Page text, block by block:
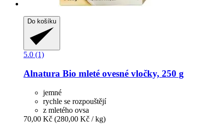
Do košíku
5.0 (1)
Alnatura Bio mleté ovesné vločky, 250 g
jemné
rychle se rozpouštějí
z mletého ovsa
70,00 Kč (280,00 Kč / kg)